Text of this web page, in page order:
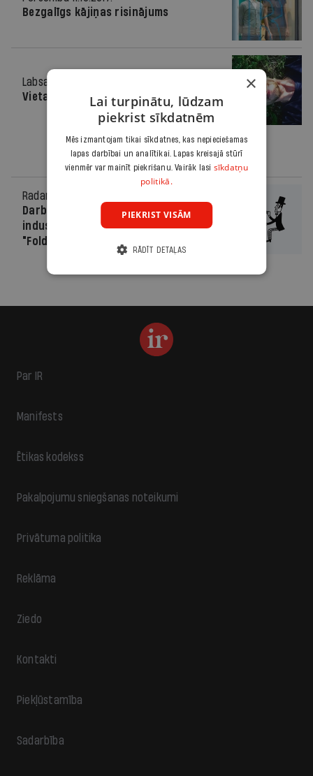
Bezgalīgs kājiņas risinājums
Labsajūta
Vieta, kur eksperimentēt
Radars
Darbu sākusi Latvijas radošo
industriju komunikācijas platforma
"Fold"
Par IR
Manifests
Ētikas kodekss
Pakalpojumu sniegšanas noteikumi
Privātuma politika
Reklāma
Ziedo
Kontakti
Piekļūstamība
Sadarbība
×
Lai turpinātu, lūdzam
piekrist sīkdatnēm
Mēs izmantojam tikai sīkdatnes, kas nepieciešamas
lapas darbībai un analītikai. Lapas kreisajā stūrī
vienmēr var mainīt piekrišanu. Vairāk lasi sīkdatņu
politikā.
PIEKRIST VISĀM
RĀDĪT DETAĻAS